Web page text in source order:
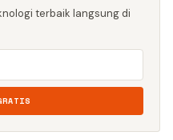
terbaik langsung di